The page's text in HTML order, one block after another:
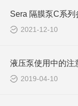
Sera 隔膜泵C系列
2021-12-10
液压泵使用中的注
2019-04-10